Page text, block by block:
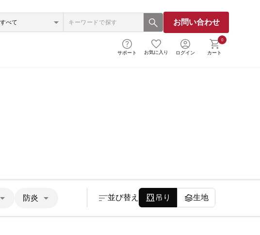
お問い合わせ
サポート お気に入り ログイン
0
カート
防炎 並び替え 吊り 生地